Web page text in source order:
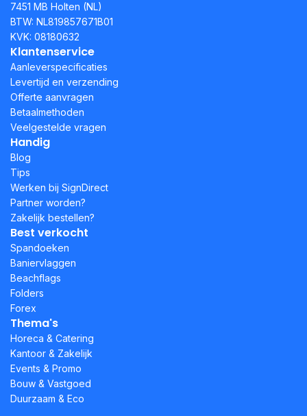
7451 MB Holten (NL)
BTW: NL819857671B01
KVK: 08180632
Klantenservice
Aanleverspecificaties
Levertijd en verzending
Offerte aanvragen
Betaalmethoden
Veelgestelde vragen
Handig
Blog
Tips
Werken bij SignDirect
Partner worden?
Zakelijk bestellen?
Best verkocht
Spandoeken
Baniervlaggen
Beachflags
Folders
Forex
Thema's
Horeca & Catering
Kantoor & Zakelijk
Events & Promo
Bouw & Vastgoed
Duurzaam & Eco